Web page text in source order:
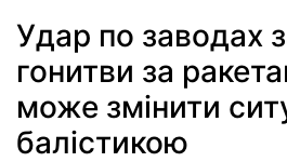
Удар по заводах
гонитви за
може змінити
балістикою